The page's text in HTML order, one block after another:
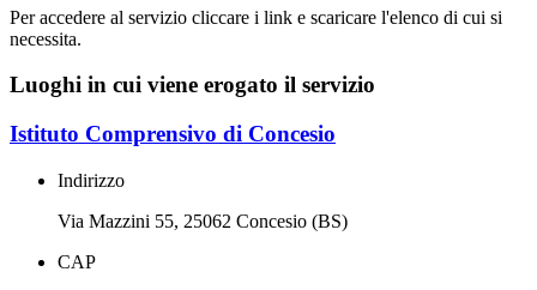
Per accedere al servizio cliccare i link e scaricare l'elenco di cui si
necessita.
Luoghi in cui viene erogato il servizio
Istituto Comprensivo di Concesio
Indirizzo
Via Mazzini 55, 25062 Concesio (BS)
CAP